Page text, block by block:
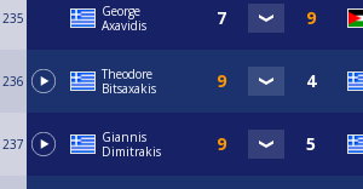
235
George
Axavidis
236
Theodore
Bitsaxakis
237
Giannis
Dimitrakis